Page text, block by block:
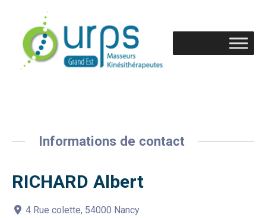
Informations de contact
RICHARD Albert
4 Rue colette, 54000 Nancy